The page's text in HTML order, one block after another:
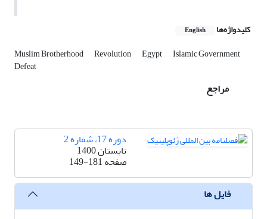
کلیدواژه‌ها English
Muslim Brotherhood Revolution Egypt Islamic Government
Defeat
مراجع
دوره 17، شماره 2
تابستان 1400
صفحه149-181
فایل ها